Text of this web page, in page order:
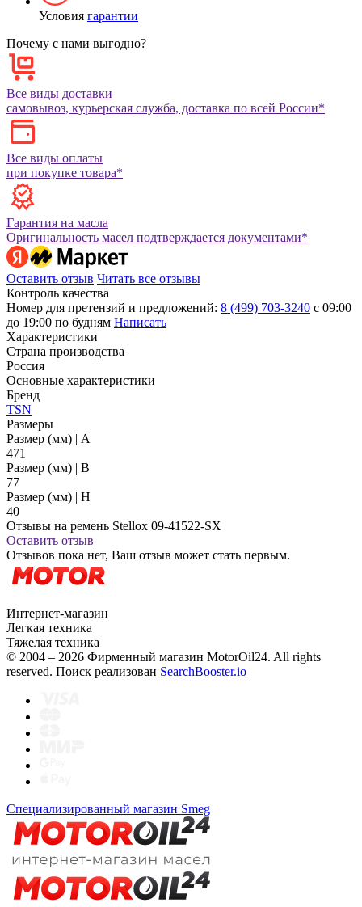
Условия гарантии
Почему с нами выгодно?
Все виды доставки
самовывоз, курьерская служба, доставка по всей России*
Все виды оплаты
при покупке товара*
Гарантия на масла
Оригинальность масел подтверждается документами*
Оставить отзыв Читать все отзывы
Контроль качества
Номер для претензий и предложений: 8 (499) 703-3240 с 09:00
до 19:00 по будням Написать
Характеристики
Страна производства
Россия
Основные характеристики
Бренд
TSN
Размеры
Размер (мм) | A
471
Размер (мм) | B
77
Размер (мм) | H
40
Отзывы на ремень Stellox 09-41522-SX
Оставить отзыв
Отзывов пока нет, Ваш отзыв может стать первым.
Интернет-магазин
Легкая техника
Тяжелая техника
© 2004 – 2026 Фирменный магазин MotorOil24. All rights
reserved. Поиск реализован SearchBooster.io
Специализированный магазин Smeg